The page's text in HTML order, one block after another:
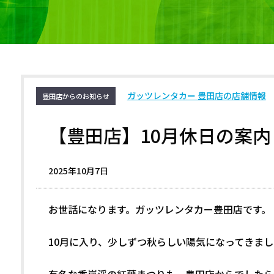
豊田店からのお知らせ ガッツレンタカー 豊田店の店舗情報
【豊田店】10月休日の案内
2025年10月7日
お世話になります。ガッツレンタカー豊田店です。
10月に入り、少しずつ秋らしい陽気になってきま